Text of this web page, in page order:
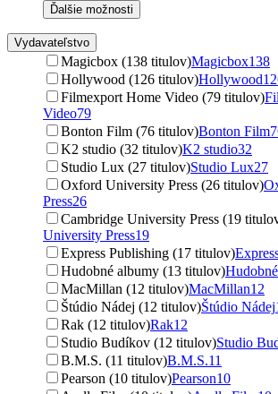
Ďalšie možnosti
Vydavateľstvo
Magicbox (138 titulov)Magicbox138
Hollywood (126 titulov)Hollywood
Filmexport Home Video (79 titulov)
Video79
Bonton Film (76 titulov)Bonton Film
K2 studio (32 titulov)K2 studio32
Studio Lux (27 titulov)Studio Lux27
Oxford University Press (26 titulov)
Press26
Cambridge University Press (19
University Press19
Express Publishing (17 titulov)
Hudobné albumy (13 titulov)
MacMillan (12 titulov)MacMillan12
Štúdio Nádej (12 titulov)Štúdio Nádej
Rak (12 titulov)Rak12
Studio Budíkov (12 titulov)Studio
B.M.S. (11 titulov)B.M.S.11
Pearson (10 titulov)Pearson10